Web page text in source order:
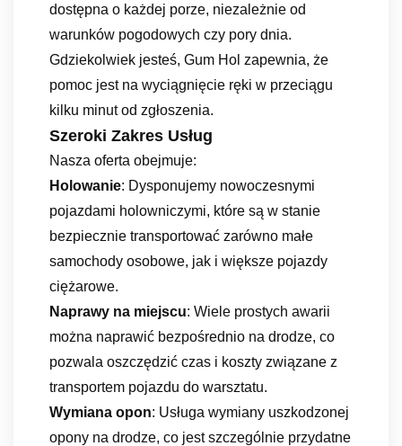
dostępna o każdej porze, niezależnie od
warunków pogodowych czy pory dnia.
Gdziekolwiek jesteś, Gum Hol zapewnia, że
pomoc jest na wyciągnięcie ręki w przeciągu
kilku minut od zgłoszenia.
Szeroki Zakres Usług
Nasza oferta obejmuje:
Holowanie: Dysponujemy nowoczesnymi
pojazdami holowniczymi, które są w stanie
bezpiecznie transportować zarówno małe
samochody osobowe, jak i większe pojazdy
ciężarowe.
Naprawy na miejscu: Wiele prostych awarii
można naprawić bezpośrednio na drodze, co
pozwala oszczędzić czas i koszty związane z
transportem pojazdu do warsztatu.
Wymiana opon: Usługa wymiany uszkodzonej
opony na drodze, co jest szczególnie przydatne